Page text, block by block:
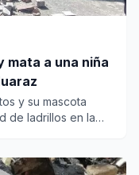
mata a una niña
y su mascota
de ladrillos en la